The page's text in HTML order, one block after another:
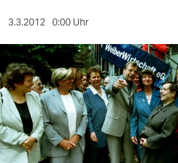
kultur
sport
berlin
nord
wahrheit
3.3.2012 0:00 Uhr